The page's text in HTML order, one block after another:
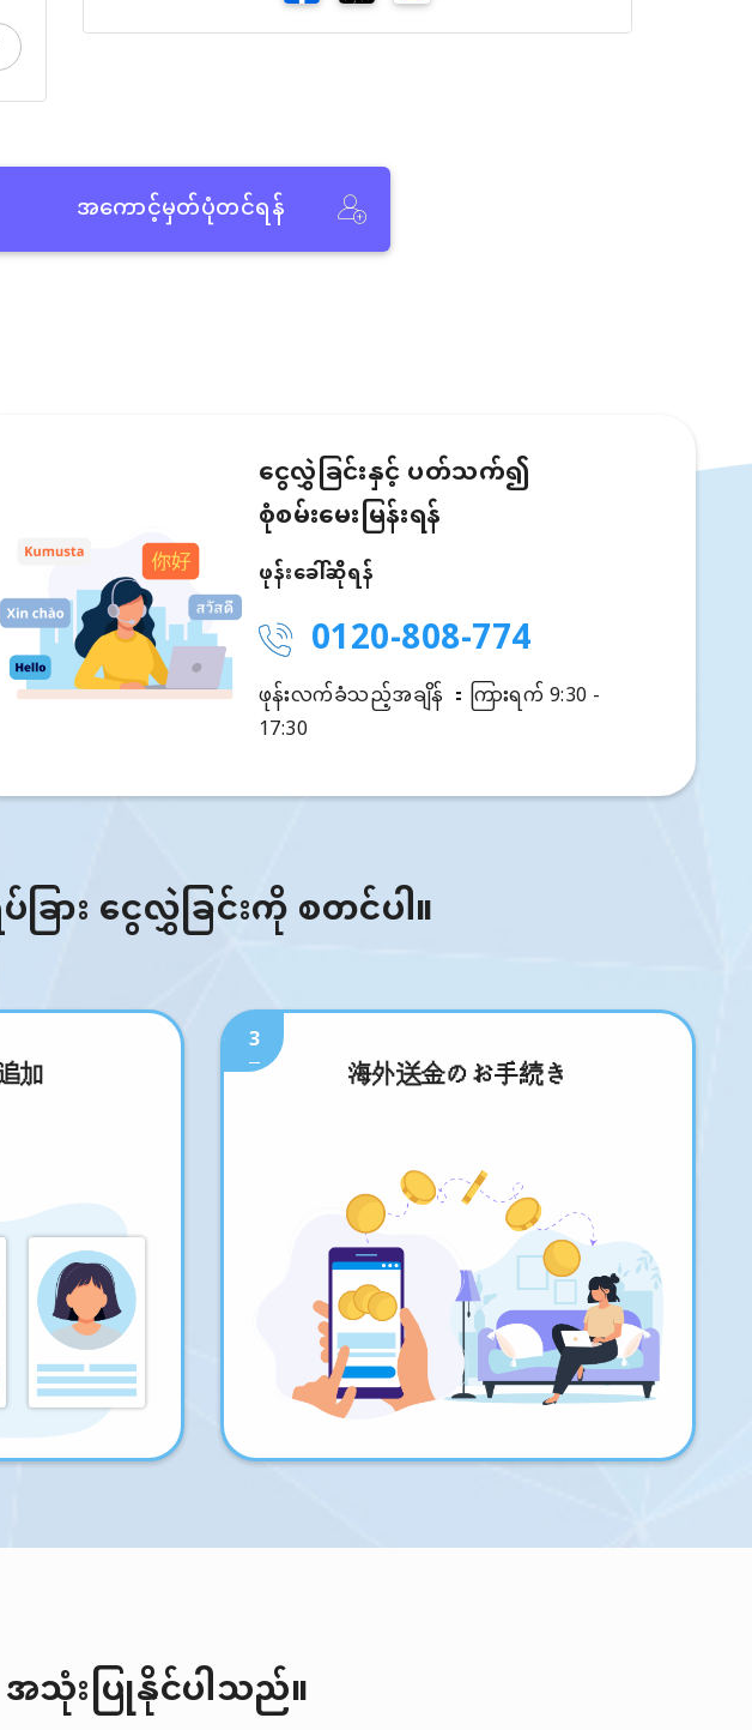
အကောင့်မှတ်ပုံတင်ရန်
ငွေလွှဲခြင်းနှင့် ပတ်သက်၍
စုံစမ်းမေးမြန်းရန်
ဖုန်းခေါ်ဆိုရန်
0120-808-774
ဖုန်းလက်ခံသည့်အချိန် ：ကြားရက် 9:30 -
17:30
ား ငွေလွှဲခြင်းကို စတင်ပါ။
加
3
海外送金のお手続き
သုံးပြုနိုင်ပါသည်။